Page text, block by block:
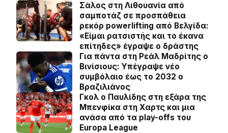
Σάλος στη Λιθουανία από
σαμποτάζ σε προσπάθεια
ρεκόρ powerlifting από Βελγίδα:
«Είμαι ρατσιστής και το έκανα
επίτηδες» έγραψε ο δράστης
Για πάντα στη Ρεάλ Μαδρίτης ο
Βινίσιους: Yπέγραψε νέο
συμβόλαιο έως το 2032 ο
Βραζιλιάνος
Γκολ ο Παυλίδης στη εξάρα της
Μπενφίκα στη Χαρτς και μια
ανάσα από τα play-offs του
Europa League